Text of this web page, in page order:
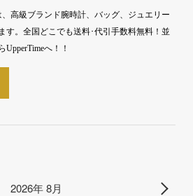
、高級ブランド腕時計、バッグ、ジュエリー
す。全国どこでも送料･代引手数料無料！並
へ！！
2026年 8月